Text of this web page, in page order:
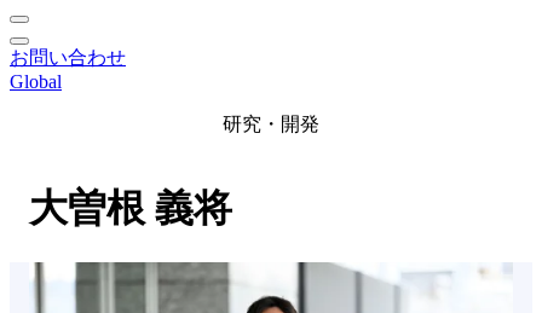
お問い合わせ
Global
研究・開発
大曽根 義将